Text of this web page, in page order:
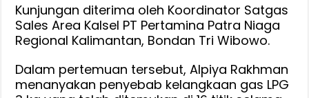
Kunjungan diterima oleh Koordinator Satgas
Sales Area Kalsel PT Pertamina Patra Niaga
Regional Kalimantan, Bondan Tri Wibowo.
Dalam pertemuan tersebut, Alpiya Rakhman
menanyakan penyebab kelangkaan gas LPG